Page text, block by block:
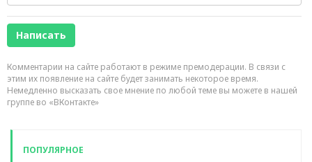
Комментарии на сайте работают в режиме премодерации. В связи с
этим их появление на сайте будет занимать некоторое время.
Немедленно высказать свое мнение по любой теме вы можете в нашей
группе во «ВКонтакте»
ПОПУЛЯРНОЕ